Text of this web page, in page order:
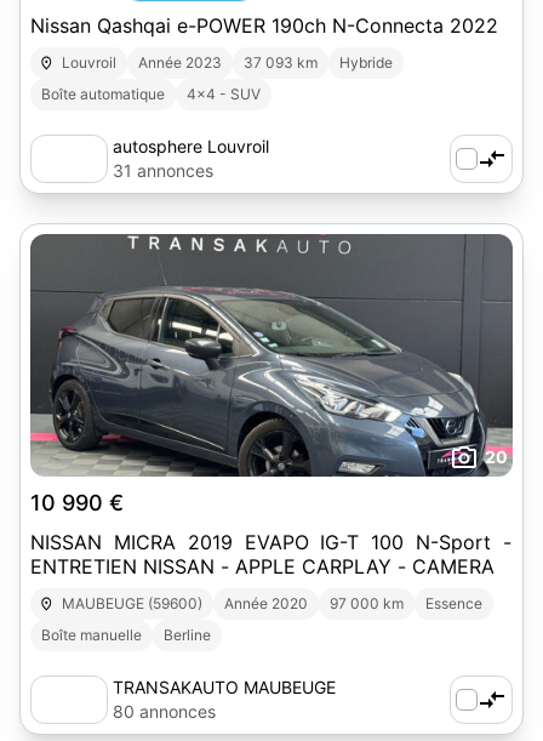
Nissan Qashqai e-POWER 190ch N-Connecta 2022
Louvroil Année 2023 37 093 km
Hybride
Boîte automatique
4x4 - SUV
autosphere Louvroil
31 annonces
20
10 990 €
NISSAN MICRA 2019 EVAPO IG-T 100 N-Sport -
ENTRETIEN NISSAN - APPLE CARPLAY - CAMERA
MAUBEUGE (59600) Année 2020 97 000 km
Essence
Boîte manuelle
Berline
TRANSAKAUTO MAUBEUGE
80 annonces